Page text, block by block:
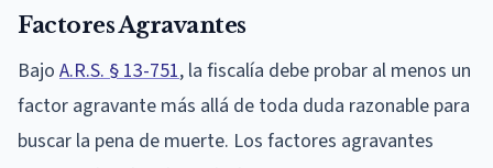
Factores Agravantes
Bajo A.R.S. § 13-751, la fiscalía debe probar al menos un
factor agravante más allá de toda duda razonable para
buscar la pena de muerte. Los factores agravantes